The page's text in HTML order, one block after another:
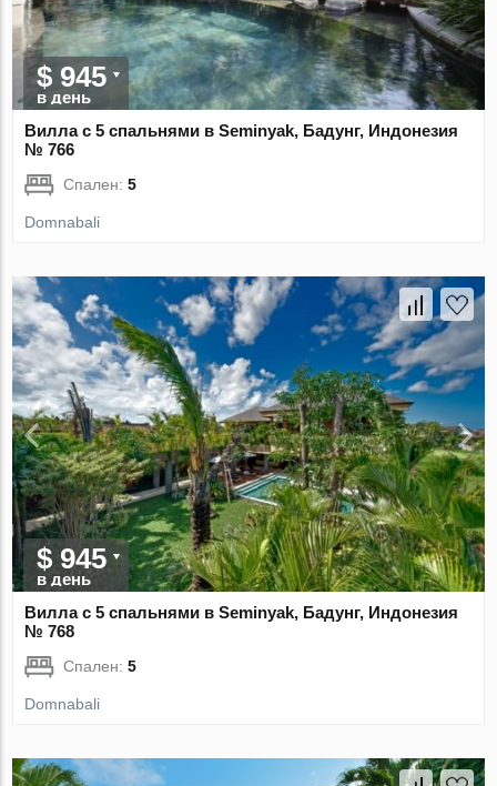
$ 945
в день
Вилла с 5 спальнями в Seminyak, Бадунг, Индонезия
№ 766
Спален:5
Domnabali
$ 945
в день
Вилла с 5 спальнями в Seminyak, Бадунг, Индонезия
№ 768
Спален:5
Domnabali